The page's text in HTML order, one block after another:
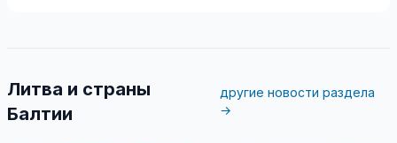
Литва и страны
Балтии
другие новости раздела
→